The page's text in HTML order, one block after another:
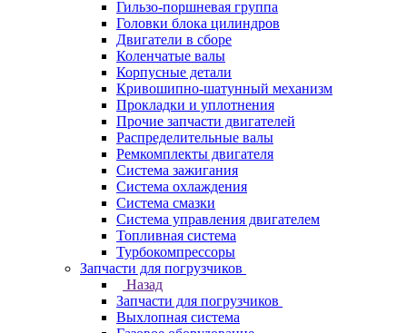
Гильзо-поршневая группа
Головки блока цилиндров
Двигатели в сборе
Коленчатые валы
Корпусные детали
Кривошипно-шатунный механизм
Прокладки и уплотнения
Прочие запчасти двигателей
Распределительные валы
Ремкомплекты двигателя
Система зажигания
Система охлаждения
Система смазки
Система управления двигателем
Топливная система
Турбокомпрессоры
Запчасти для погрузчиков
Назад
Запчасти для погрузчиков
Выхлопная система